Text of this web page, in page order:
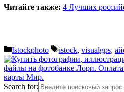
Читайте также: 4 Лучших
Рубрики
Istockphoto Метки
istock, visualgps,
Search for: